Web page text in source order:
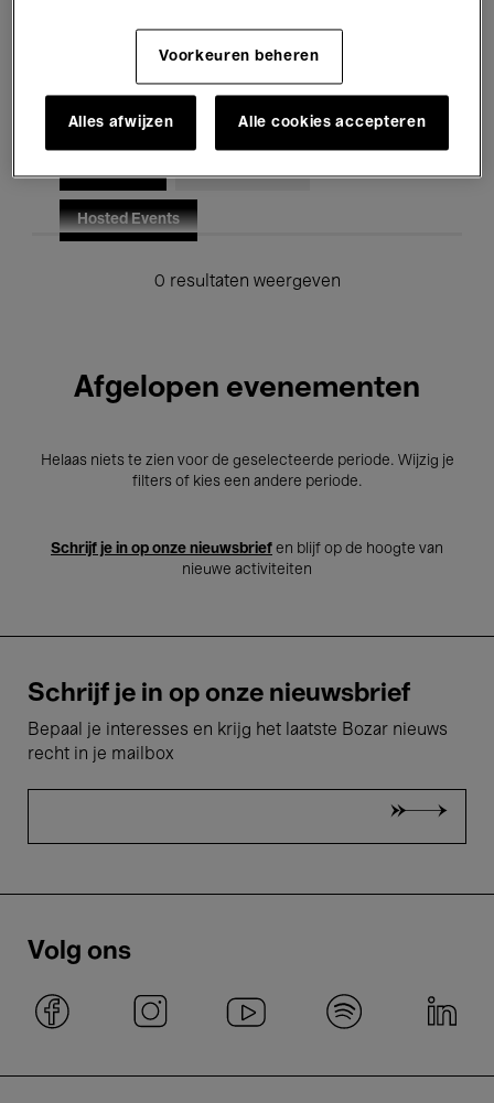
Elektronische Muziek
Voor iedereen Kids’ Palace
Hosted Events
0 resultaten weergeven
Afgelopen evenementen
Helaas niets te zien voor de geselecteerde periode. Wijzig je
filters of kies een andere periode.
Schrijf je in op onze nieuwsbrief en blijf op de hoogte van
nieuwe activiteiten
Schrijf je in op onze nieuwsbrief
Bepaal je interesses en krijg het laatste Bozar nieuws
recht in je mailbox
Volg ons
Voorkeuren beheren
Alles afwijzen Alle cookies accepteren